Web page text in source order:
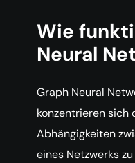
Wie
Neural
Graph Neural
konzentrieren sich
Abhängigkeiten
eines Netzwerks